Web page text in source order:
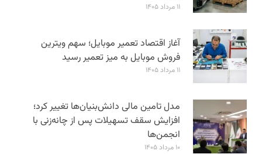
۱۱ مرداد ۱۴۰۵
آغاز اقتصاد تعمیر موبایل؛ سهم ویترین
فروش موبایل به میز تعمیر رسید
۱۱ مرداد ۱۴۰۵
مدل تامین مالی دانش‌بنیان‌ها تغییر کرد؛
افزایش سقف تسهیلات پس از چانه‌زنی با
انجمن‌ها
۱۰ مرداد ۱۴۰۵